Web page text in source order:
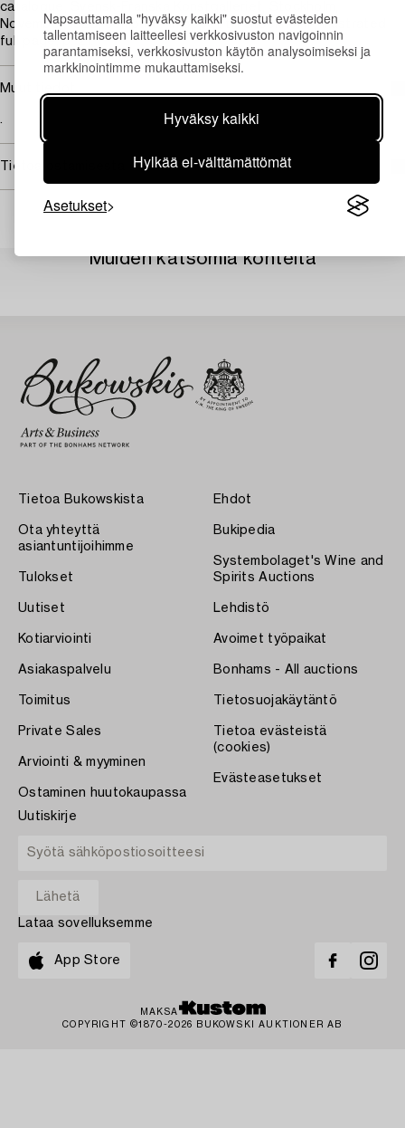
Napsauttamalla "hyväksy kaikki" suostut evästeiden
tallentamiseen laitteellesi verkkosivuston navigoinnin
parantamiseksi, verkkosivuston käytön analysoimiseksi ja
markkinointimme mukauttamiseksi.
Hyväksy kaikki
Hylkää ei-välttämättömät
Asetukset
catalogue, Svensk-Franska Konstgalleriet, Stockholm,
November 1928, compare "Inloppet till Stockholm", illustrated
full page, p. 21.
Muut tiedot
.
Tietoa ostamisesta
Muiden katsomia kohteita
Tietoa Bukowskista
Ota yhteyttä
asiantuntijoihimme
Tulokset
Uutiset
Kotiarviointi
Asiakaspalvelu
Toimitus
Private Sales
Arviointi & myyminen
Ostaminen huutokaupassa
Ehdot
Bukipedia
Systembolaget's Wine and
Spirits Auctions
Lehdistö
Avoimet työpaikat
Bonhams - All auctions
Tietosuojakäytäntö
Tietoa evästeistä
(cookies)
Evästeasetukset
Uutiskirje
Lataa sovelluksemme
App Store
MAKSA
COPYRIGHT ©1870-2026 BUKOWSKI AUKTIONER AB